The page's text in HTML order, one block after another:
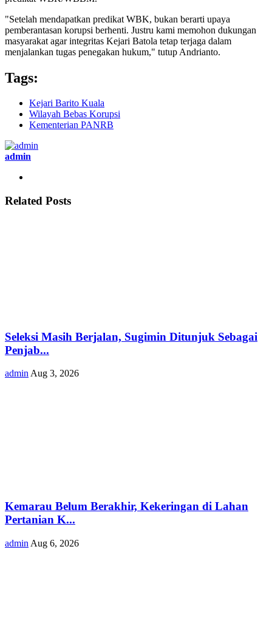
"Setelah mendapatkan predikat WBK, bukan berarti upaya
pemberantasan korupsi berhenti. Justru kami memohon dukungan
masyarakat agar integritas Kejari Batola tetap terjaga dalam
menjalankan tugas penegakan hukum," tutup Andrianto.
Tags:
Kejari Barito Kuala
Wilayah Bebas Korupsi
Kementerian PANRB
admin
Related Posts
Seleksi Masih Berjalan, Sugimin Ditunjuk Sebagai
Penjab...
admin Aug 3, 2026
Kemarau Belum Berakhir, Kekeringan di Lahan
Pertanian K...
admin Aug 6, 2026